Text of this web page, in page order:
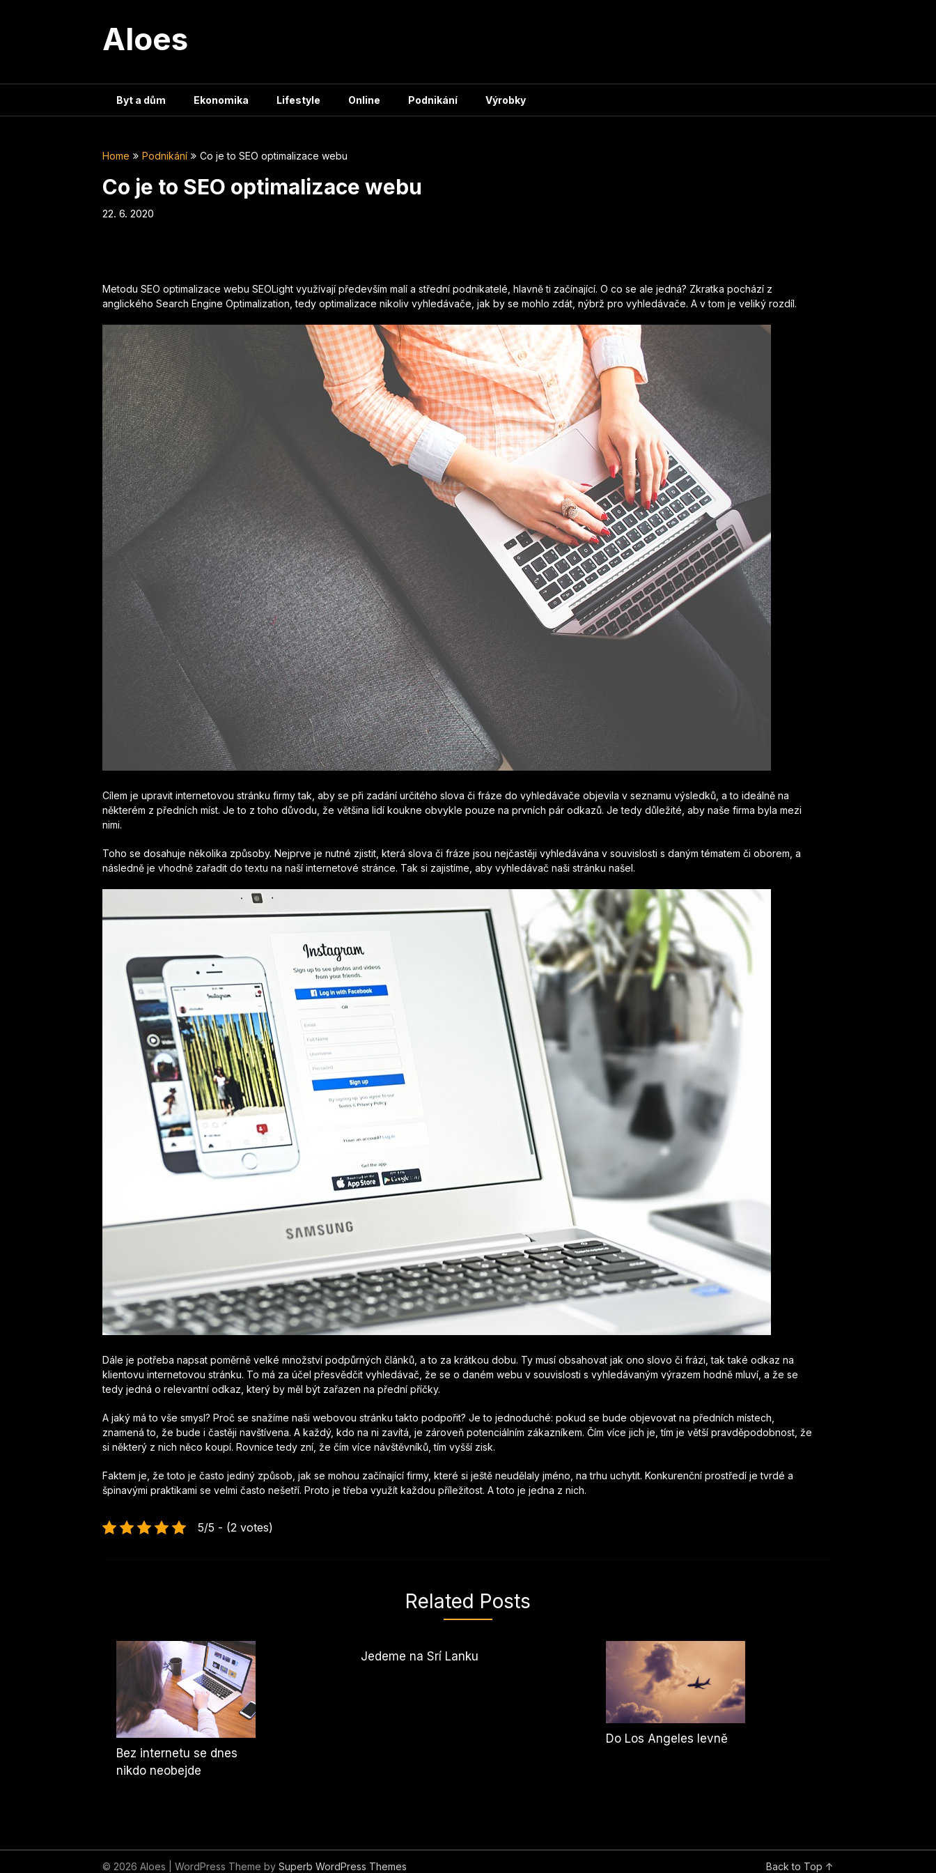
Aloes
Byt a dům Ekonomika Lifestyle Online Podnikání Výrobky
Home Podnikání Co je to SEO optimalizace webu
Co je to SEO optimalizace webu
22. 6. 2020
Metodu SEO optimalizace webu SEOLight využívají především malí a střední podnikatelé, hlavně ti začínající. O co se ale jedná? Zkratka pochází z
anglického Search Engine Optimalization, tedy optimalizace nikoliv vyhledávače, jak by se mohlo zdát, nýbrž pro vyhledávače. A v tom je veliký rozdíl.
Cílem je upravit internetovou stránku firmy tak, aby se při zadání určitého slova či fráze do vyhledávače objevila v seznamu výsledků, a to ideálně na
některém z předních míst. Je to z toho důvodu, že většina lidí koukne obvykle pouze na prvních pár odkazů. Je tedy důležité, aby naše firma byla mezi
nimi.
Toho se dosahuje několika způsoby. Nejprve je nutné zjistit, která slova či fráze jsou nejčastěji vyhledávána v souvislosti s daným tématem či oborem, a
následně je vhodně zařadit do textu na naší internetové stránce. Tak si zajistíme, aby vyhledávač naši stránku našel.
Dále je potřeba napsat poměrně velké množství podpůrných článků, a to za krátkou dobu. Ty musí obsahovat jak ono slovo či frázi, tak také odkaz na
klientovu internetovou stránku. To má za účel přesvědčit vyhledávač, že se o daném webu v souvislosti s vyhledávaným výrazem hodně mluví, a že se
tedy jedná o relevantní odkaz, který by měl být zařazen na přední příčky.
A jaký má to vše smysl? Proč se snažíme naši webovou stránku takto podpořit? Je to jednoduché: pokud se bude objevovat na předních místech,
znamená to, že bude i častěji navštívena. A každý, kdo na ni zavítá, je zároveň potenciálním zákazníkem. Čím více jich je, tím je větší pravděpodobnost, že
si některý z nich něco koupí. Rovnice tedy zní, že čím více návštěvníků, tím vyšší zisk.
Faktem je, že toto je často jediný způsob, jak se mohou začínající firmy, které si ještě neudělaly jméno, na trhu uchytit. Konkurenční prostředí je tvrdé a
špinavými praktikami se velmi často nešetří. Proto je třeba využít každou příležitost. A toto je jedna z nich.
5/5 - (2 votes)
Related Posts
Bez internetu se dnes
nikdo neobejde
Jedeme na Srí Lanku
Do Los Angeles levně
© 2026 Aloes | WordPress Theme by Superb WordPress Themes Back to Top ↑